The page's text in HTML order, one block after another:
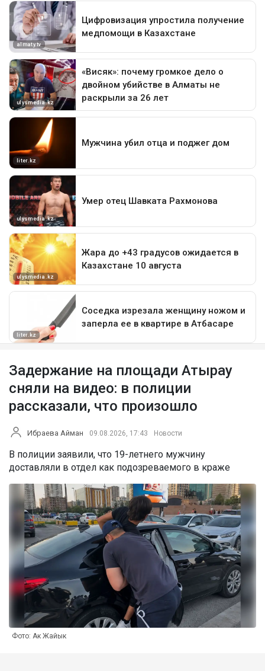
Задержание на площади Атырау
сняли на видео: в полиции
рассказали, что произошло
Ибраева Айман 09.08.2026, 17:43 Новости
В полиции заявили, что 19-летнего мужчину
доставляли в отдел как подозреваемого в краже
Фото: Ак Жайык